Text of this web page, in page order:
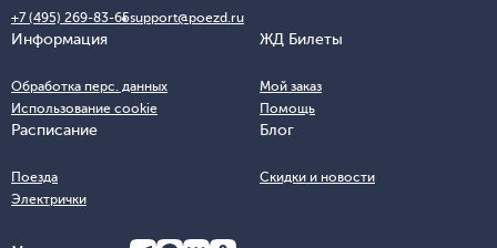
+7 (495) 269-83-65support@poezd.ru
Информация
Обработка перс. данных
Использование cookie
ЖД Билеты
Мой заказ
Помощь
Расписание
Поезда
Электрички
Блог
Скидки и новости